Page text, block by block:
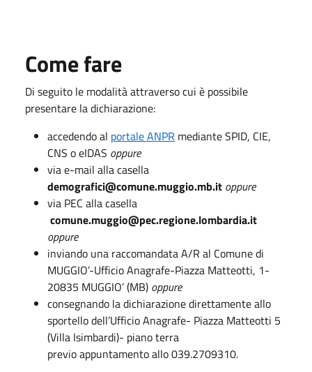
Come fare
Di seguito le modalità attraverso cui è possibile
presentare la dichiarazione:
accedendo al portale ANPR mediante SPID, CIE,
CNS o eIDAS oppure
via e-mail alla casella
demografici@comune.muggio.mb.it oppure
via PEC alla casella
comune.muggio@pec.regione.lombardia.it
oppure
inviando una raccomandata A/R al Comune di
MUGGIO’-Ufficio Anagrafe-Piazza Matteotti, 1-
20835 MUGGIO’ (MB) oppure
consegnando la dichiarazione direttamente allo
sportello dell’Ufficio Anagrafe- Piazza Matteotti 5
(Villa Isimbardi)- piano terra
previo appuntamento allo 039.2709310.